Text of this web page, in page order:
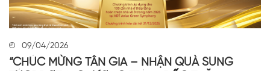
09/04/2026
“CHÚC MỪNG TÂN GIA – NHẬN QUÀ SUNG